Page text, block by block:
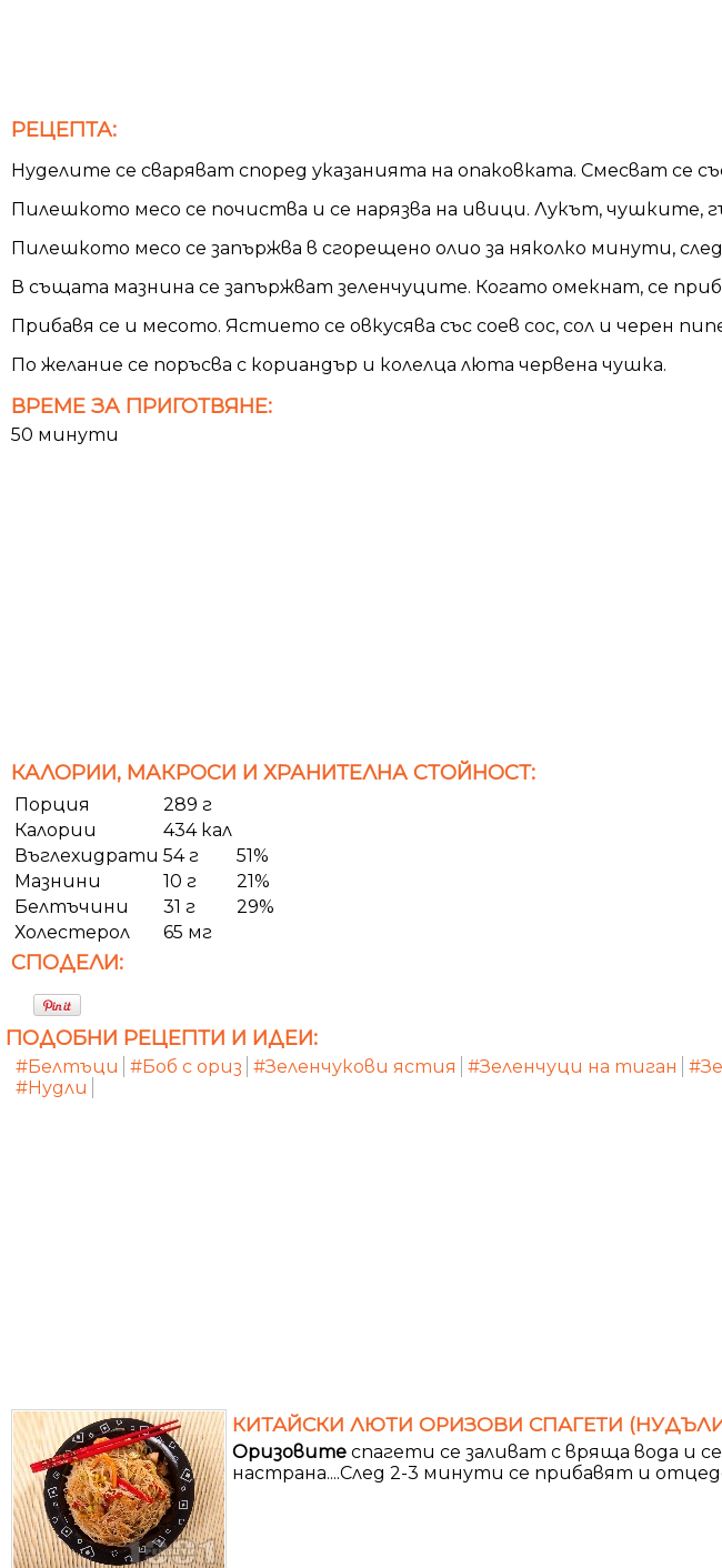
РЕЦЕПТА:
Нуделите се сваряват според указанията на опаковката. Смесват се
Пилешкото месо се почиства и се нарязва на ивици. Лукът,
Пилешкото месо се запържва в сгорещено олио за няколко минути,
В същата мазнина се запържват зеленчуците. Когато омекнат, се
Прибавя се и месото. Ястието се овкусява със соев сос, сол и черен
По желание се поръсва с кориандър и колелца люта червена чушка.
ВРЕМЕ ЗА ПРИГОТВЯНЕ:
50 минути
КАЛОРИИ, МАКРОСИ И ХРАНИТЕЛНА СТОЙНОСТ:
Порция
289 г
Калории
434 кал
Въглехидрати 54 г
51%
Мазнини
10 г
21%
Белтъчини
31 г
29%
Холестерол
65 мг
СПОДЕЛИ:
ПОДОБНИ РЕЦЕПТИ И ИДЕИ:
#Белтъци #Боб с ориз #Зеленчукови ястия #Зеленчуци на тиган
#Нудли
КИТАЙСКИ ЛЮТИ ОРИЗОВИ СПАГЕТИ
Оризовите спагети се заливат с вряща вода и
настрана....След 2-3 минути се прибавят и